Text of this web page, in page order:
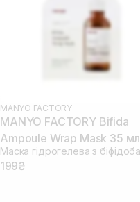
MANYO FACTORY
MANYO FACTORY Bifida
Ampoule Wrap Mask 35 мл
199₴